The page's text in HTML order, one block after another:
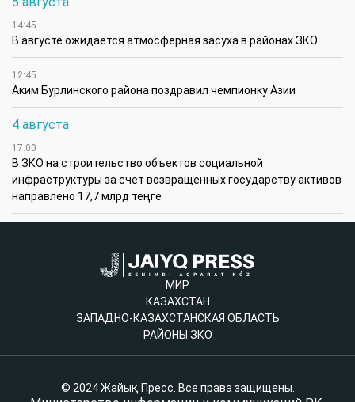
14:45
В августе ожидается атмосферная засуха в районах ЗКО
12:45
Аким Бурлинского района поздравил чемпионку Азии
4 августа
17:00
В ЗКО на строительство объектов социальной
инфраструктуры за счет возвращенных государству активов
направлено 17,7 млрд теңге
МИР
КАЗАХСТАН
ЗАПАДНО-КАЗАХСТАНСКАЯ ОБЛАСТЬ
РАЙОНЫ ЗКО
© 2024 Жайық Пресс. Все права защищены.